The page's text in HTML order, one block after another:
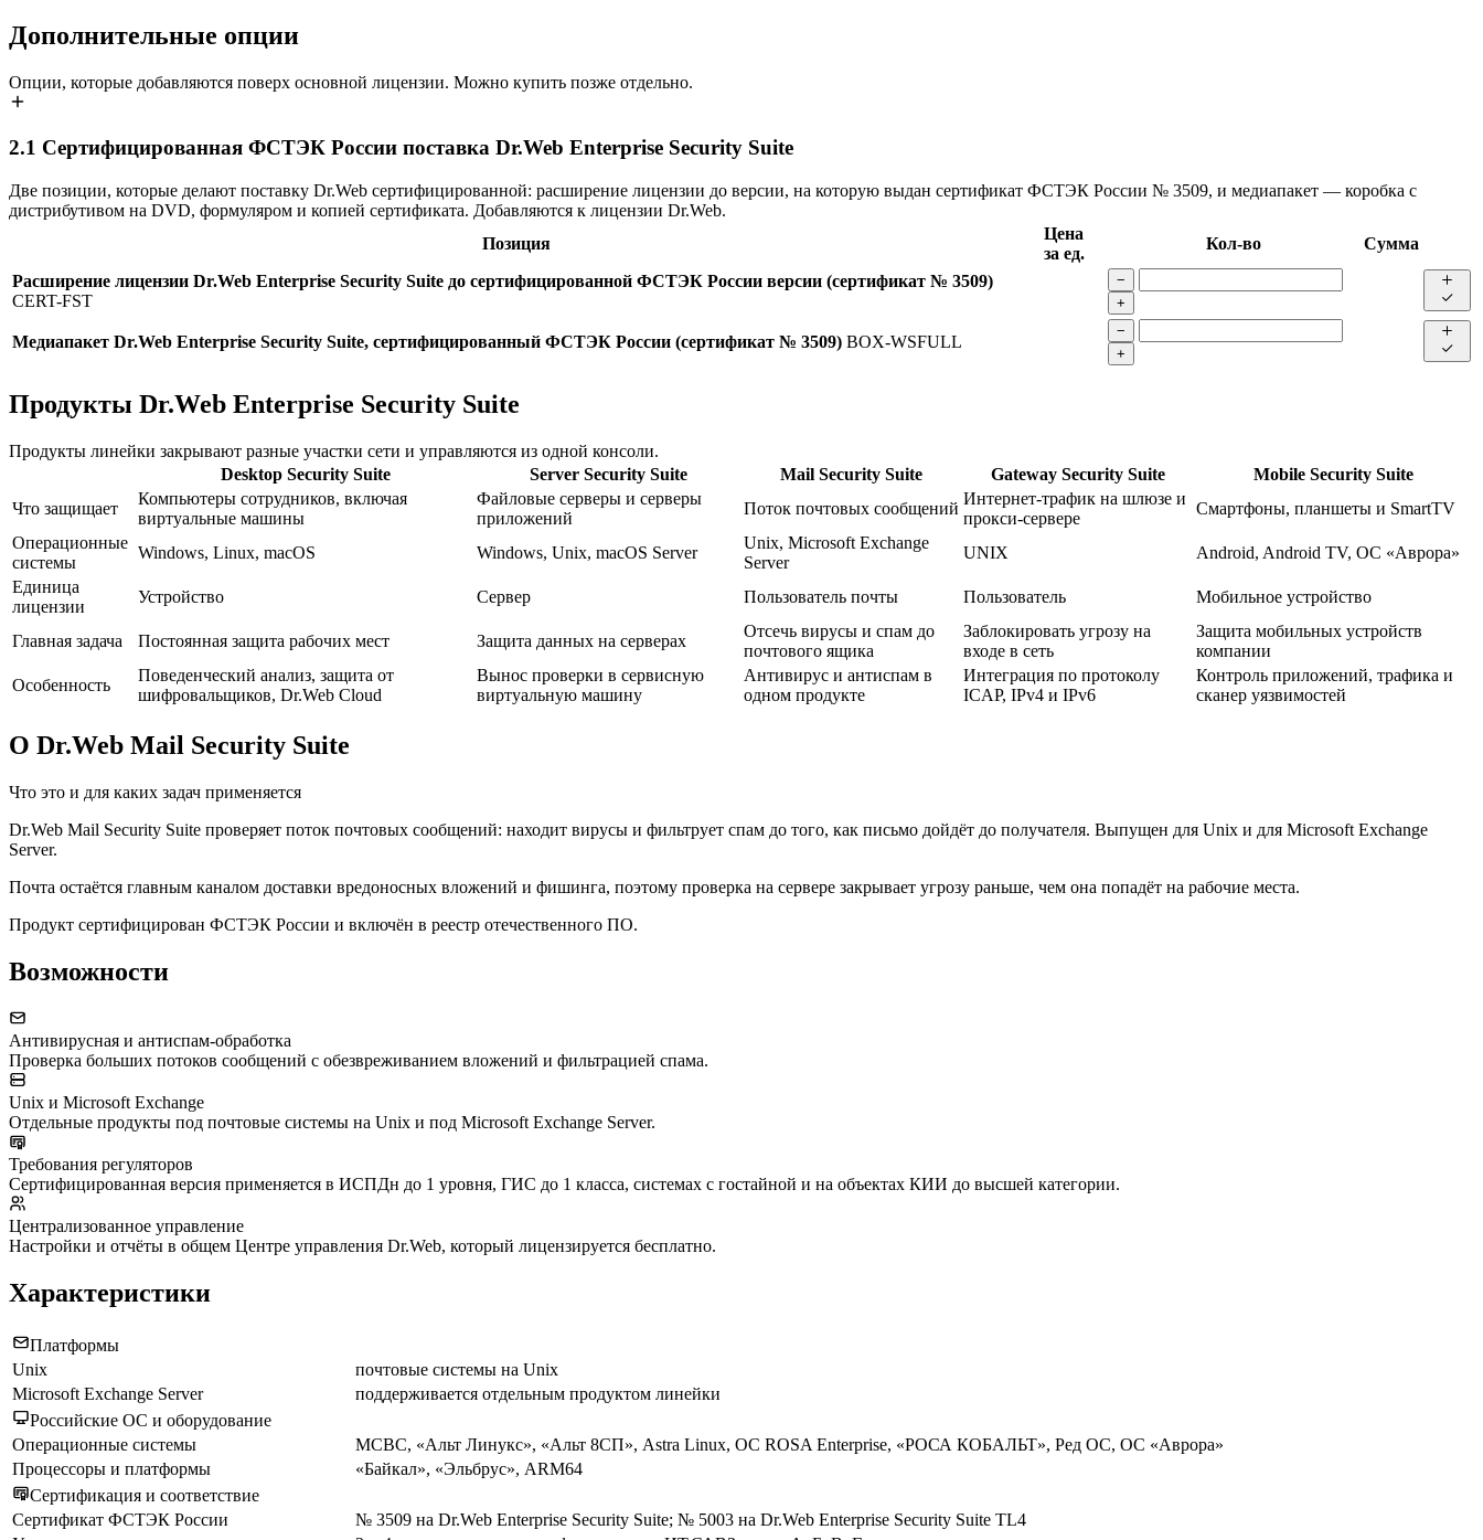
Дополнительные опции
Опции, которые добавляются поверх основной лицензии. Можно купить позже отдельно.
2.1 Сертифицированная ФСТЭК России поставка Dr.Web Enterprise Security Suite
Две позиции, которые делают поставку Dr.Web сертифицированной: расширение лицензии до версии, на которую выдан сертификат ФСТЭК России № 3509, и медиапакет — коробка с
дистрибутивом на DVD, формуляром и копией сертификата. Добавляются к лицензии Dr.Web.
Позиция
Цена
за ед.
Кол-во
Сумма
Расширение лицензии Dr.Web Enterprise Security Suite до сертифицированной ФСТЭК России версии (сертификат № 3509)
CERT-FST
−
+
Медиапакет Dr.Web Enterprise Security Suite, сертифицированный ФСТЭК России (сертификат № 3509) BOX-WSFULL
−
+
Продукты Dr.Web Enterprise Security Suite
Продукты линейки закрывают разные участки сети и управляются из одной консоли.
Desktop Security Suite
Server Security Suite Mail Security Suite Gateway Security Suite
Mobile Security Suite
Что защищает
Компьютеры сотрудников, включая
виртуальные машины
Файловые серверы и серверы
приложений
Поток почтовых сообщений
Интернет-трафик на шлюзе и
прокси-сервере
Смартфоны, планшеты и SmartTV
Операционные
системы
Windows, Linux, macOS Windows, Unix, macOS Server
Unix, Microsoft Exchange
Server
UNIX
Android, Android TV, ОС «Аврора»
Единица
лицензии
Устройство Сервер Пользователь почты Пользователь Мобильное устройство
Главная задача Постоянная защита рабочих мест Защита данных на серверах
Отсечь вирусы и спам до
почтового ящика
Заблокировать угрозу на
входе в сеть
Защита мобильных устройств
компании
Особенность
Поведенческий анализ, защита от
шифровальщиков, Dr.Web Cloud
Вынос проверки в сервисную
виртуальную машину
Антивирус и антиспам в
одном продукте
Интеграция по протоколу
ICAP, IPv4 и IPv6
Контроль приложений, трафика и
сканер уязвимостей
О Dr.Web Mail Security Suite
Что это и для каких задач применяется
Dr.Web Mail Security Suite проверяет поток почтовых сообщений: находит вирусы и фильтрует спам до того, как письмо дойдёт до получателя. Выпущен для Unix и для Microsoft Exchange
Server.
Почта остаётся главным каналом доставки вредоносных вложений и фишинга, поэтому проверка на сервере закрывает угрозу раньше, чем она попадёт на рабочие места.
Продукт сертифицирован ФСТЭК России и включён в реестр отечественного ПО.
Возможности
Антивирусная и антиспам-обработка
Проверка больших потоков сообщений с обезвреживанием вложений и фильтрацией спама.
Unix и Microsoft Exchange
Отдельные продукты под почтовые системы на Unix и под Microsoft Exchange Server.
Требования регуляторов
Сертифицированная версия применяется в ИСПДн до 1 уровня, ГИС до 1 класса, системах с гостайной и на объектах КИИ до высшей категории.
Централизованное управление
Настройки и отчёты в общем Центре управления Dr.Web, который лицензируется бесплатно.
Характеристики
Платформы
Unix
почтовые системы на Unix
Microsoft Exchange Server
поддерживается отдельным продуктом линейки
Российские ОС и оборудование
Операционные системы
МСВС, «Альт Линукс», «Альт 8СП», Astra Linux, ОС ROSA Enterprise, «РОСА КОБАЛЬТ», Ред ОС, ОС «Аврора»
Процессоры и платформы
«Байкал», «Эльбрус», ARM64
Сертификация и соответствие
Сертификат ФСТЭК России
№ 3509 на Dr.Web Enterprise Security Suite; № 5003 на Dr.Web Enterprise Security Suite TL4